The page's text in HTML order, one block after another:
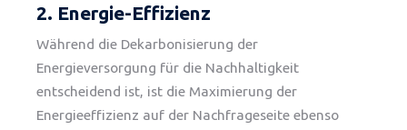
2. Energie-Effizienz
Während die Dekarbonisierung der
Energieversorgung für die Nachhaltigkeit
entscheidend ist, ist die Maximierung der
Energieeffizienz auf der Nachfrageseite ebenso